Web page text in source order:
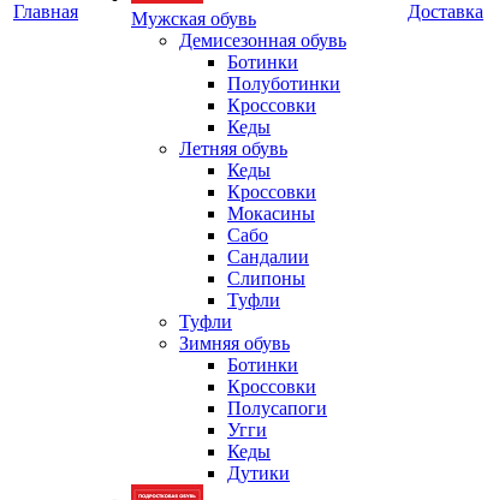
Главная
Мужская обувь
Демисезонная обувь
Ботинки
Полуботинки
Кроссовки
Кеды
Летняя обувь
Кеды
Кроссовки
Мокасины
Сабо
Сандалии
Слипоны
Туфли
Туфли
Зимняя обувь
Ботинки
Кроссовки
Полусапоги
Угги
Кеды
Дутики
Доставка